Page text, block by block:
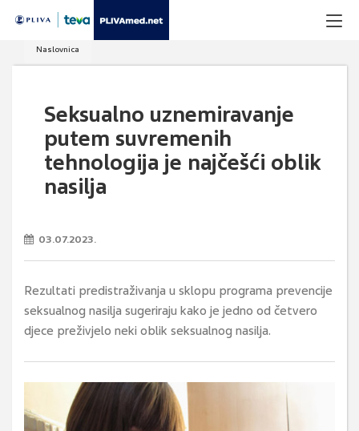
Naslovnica
Seksualno uznemiravanje
putem suvremenih
tehnologija je najčešći oblik
nasilja
03.07.2023.
Rezultati predistraživanja u sklopu programa prevencije
seksualnog nasilja sugeriraju kako je jedno od četvero
djece preživjelo neki oblik seksualnog nasilja.